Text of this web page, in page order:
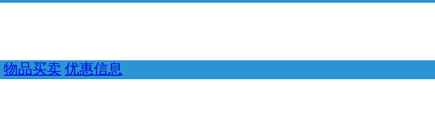
物品买卖 优惠信息